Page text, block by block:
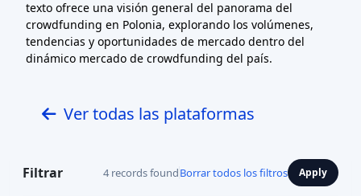
texto ofrece una visión general del panorama del
crowdfunding en Polonia, explorando los volúmenes,
tendencias y oportunidades de mercado dentro del
dinámico mercado de crowdfunding del país.
Ver todas las plataformas
Filtrar 4 records foundBorrar todos los filtros Apply